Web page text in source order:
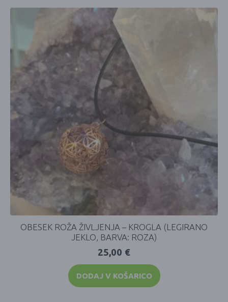
OBESEK ROŽA ŽIVLJENJA – KROGLA (LEGIRANO
JEKLO, BARVA: ROZA)
25,00 €
DODAJ V KOŠARICO